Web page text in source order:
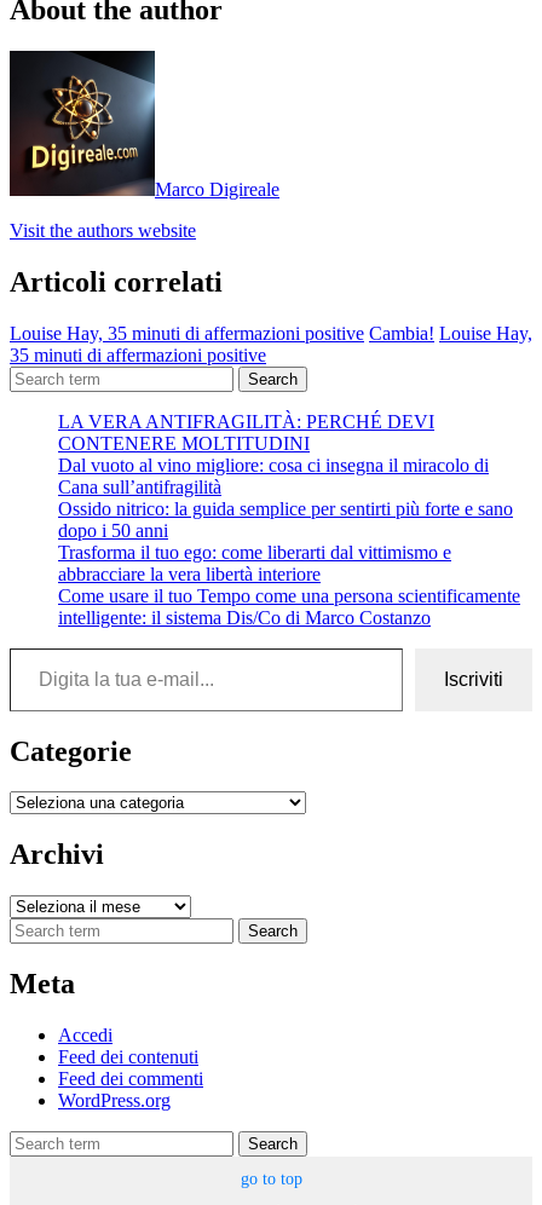
About the author
Marco Digireale
Visit the authors website
Articoli correlati
Louise Hay, 35 minuti di affermazioni positive Cambia! Louise Hay,
35 minuti di affermazioni positive
Search
LA VERA ANTIFRAGILITÀ: PERCHÉ DEVI
CONTENERE MOLTITUDINI
Dal vuoto al vino migliore: cosa ci insegna il miracolo di
Cana sull’antifragilità
Ossido nitrico: la guida semplice per sentirti più forte e sano
dopo i 50 anni
Trasforma il tuo ego: come liberarti dal vittimismo e
abbracciare la vera libertà interiore
Come usare il tuo Tempo come una persona scientificamente
intelligente: il sistema Dis/Co di Marco Costanzo
Digita la tua e-mail...
Iscriviti
Categorie
Categorie
Archivi
Archivi
Search
Meta
Accedi
Feed dei contenuti
Feed dei commenti
WordPress.org
Search
go to top